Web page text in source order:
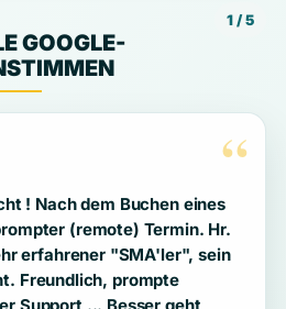
GOOGLE-
1 / 5
“
eines
(remote) Termin. Hr.
erfahrener "SMA'ler", sein